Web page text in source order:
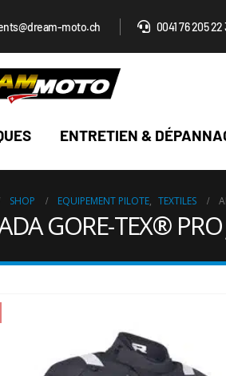
moto.ch 0041 76 205 22
ENTRETIEN &
SHOP EQUIPEMENT PILOTE, TEXTILES
GORE-TEX®